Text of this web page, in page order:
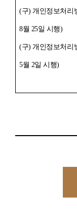
(구) 개인정보처리
8월 25일 시행)
(구) 개인정보처리
5월 2일 시행)